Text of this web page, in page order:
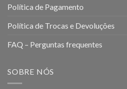
Política de Pagamento
Política de Trocas e Devoluções
FAQ – Perguntas frequentes
SOBRE NÓS